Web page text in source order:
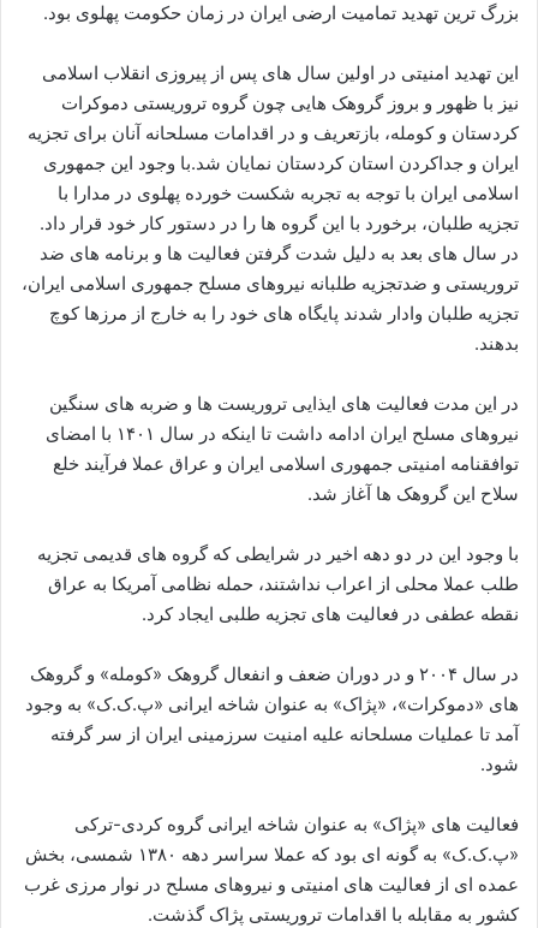
بزرگ ترین تهدید تمامیت ارضی ایران در زمان حکومت پهلوی بود.
این تهدید امنیتی در اولین سال های پس از پیروزی انقلاب اسلامی
نیز با ظهور و بروز گروهک هایی چون گروه تروریستی دموکرات
کردستان و کومله، بازتعریف و در اقدامات مسلحانه آنان برای تجزیه
ایران و جداکردن استان کردستان نمایان شد.با وجود این جمهوری
اسلامی ایران با توجه به تجربه شکست خورده پهلوی در مدارا با
تجزیه طلبان، برخورد با این گروه ها را در دستور کار خود قرار داد.
در سال های بعد به دلیل شدت گرفتن فعالیت ها و برنامه های ضد
تروریستی و ضدتجزیه طلبانه نیروهای مسلح جمهوری اسلامی ایران،
تجزیه طلبان وادار شدند پایگاه های خود را به خارج از مرزها کوچ
بدهند.
در این مدت فعالیت های ایذایی تروریست ها و ضربه های سنگین
نیروهای مسلح ایران ادامه داشت تا اینکه در سال ۱۴۰۱ با امضای
توافقنامه امنیتی جمهوری اسلامی ایران و عراق عملا فرآیند خلع
سلاح این گروهک ها آغاز شد.
با وجود این در دو دهه اخیر در شرایطی که گروه های قدیمی تجزیه
طلب عملا محلی از اعراب نداشتند، حمله نظامی آمریکا به عراق
نقطه عطفی در فعالیت های تجزیه طلبی ایجاد کرد.
در سال ۲۰۰۴ و در دوران ضعف و انفعال گروهک «کومله» و گروهک
های «دموکرات»، «پژاک» به عنوان شاخه ایرانی «پ.ک.ک» به وجود
آمد تا عملیات مسلحانه علیه امنیت سرزمینی ایران از سر گرفته
شود.
فعالیت های «پژاک» به عنوان شاخه ایرانی گروه کردی-ترکی
«پ.ک.ک» به گونه ای بود که عملا سراسر دهه ۱۳۸۰ شمسی، بخش
عمده ای از فعالیت های امنیتی و نیروهای مسلح در نوار مرزی غرب
کشور به مقابله با اقدامات تروریستی پژاک گذشت.